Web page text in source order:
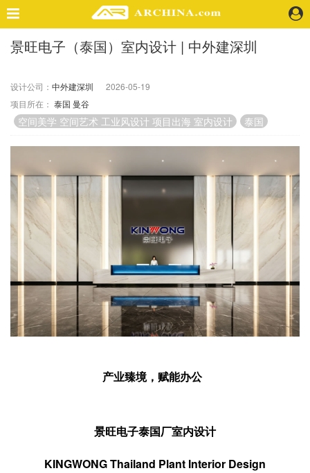
精选案例
景 观
室 内
视 频
头条资讯
业 界
机 构
人 物
快速搜索
企业招聘
联系我们
景旺电子（泰国）室内设计 | 中外建深圳
设计公司： 中外建深圳
2026-05-19
项目所在： 泰国 曼谷
空间美学 空间艺术 工业风设计 项目出海 室内设计 泰国
产业臻境，赋能办公
景旺电子泰国厂室内设计
KINGWONG Thailand Plant Interior Design